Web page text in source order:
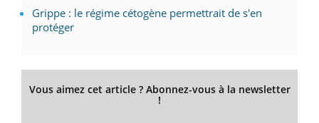
Grippe : le régime cétogène permettrait de s'en
protéger
Vous aimez cet article ? Abonnez-vous à la newsletter
!